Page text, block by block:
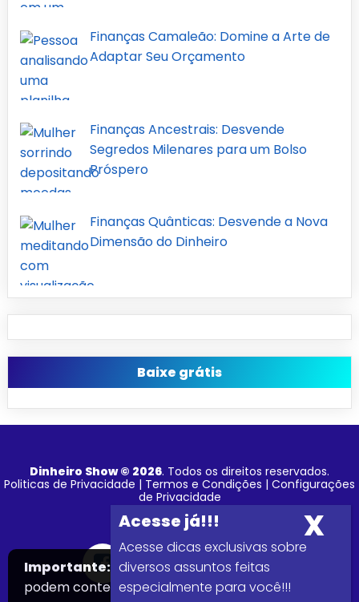
Finanças Camaleão: Domine a Arte de
Adaptar Seu Orçamento
Finanças Ancestrais: Desvende
Segredos Milenares para um Bolso
Próspero
Finanças Quânticas: Desvende a Nova
Dimensão do Dinheiro
Baixe grátis
Importante: Este site faz uso de cookies que
podem conter informações de rastreamento
Acesse dicas exclusivas sobre
diversos assuntos feitas
especialmente para você!!!
Dinheiro Show © 2026. Todos os direitos reservados.
Politicas de Privacidade | Termos e Condições | Configurações
de Privacidade